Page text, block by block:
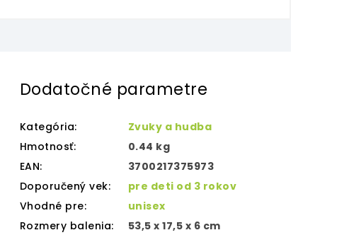
Dodatočné parametre
Kategória:
Zvuky a hudba
Hmotnosť:
0.44 kg
EAN:
3700217375973
Doporučený vek:
pre deti od 3 rokov
Vhodné pre:
unisex
Rozmery balenia:
53,5 x 17,5 x 6 cm